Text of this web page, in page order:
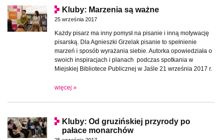
Kluby: Marzenia są ważne
25 września 2017
Każdy pisarz ma inny pomysł na pisanie i inną motywację
pisarską. Dla Agnieszki Grzelak pisanie to spełnienie
marzeń i sposób wyrażania siebie. Autorka opowiedziała o
swoich inspiracjach i planach podczas spotkania w
Miejskiej Bibliotece Publicznej w Jaśle 21 września 2017 r.
więcej »
Kluby: Od gruzińskiej przyrody po
pałace monarchów